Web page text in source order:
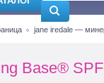
jane iredale —
Base®